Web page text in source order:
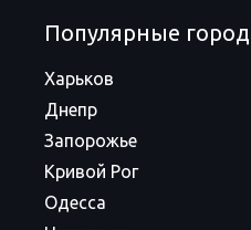
Популярные
Харьков
Днепр
Запорожье
Кривой Рог
Одесса